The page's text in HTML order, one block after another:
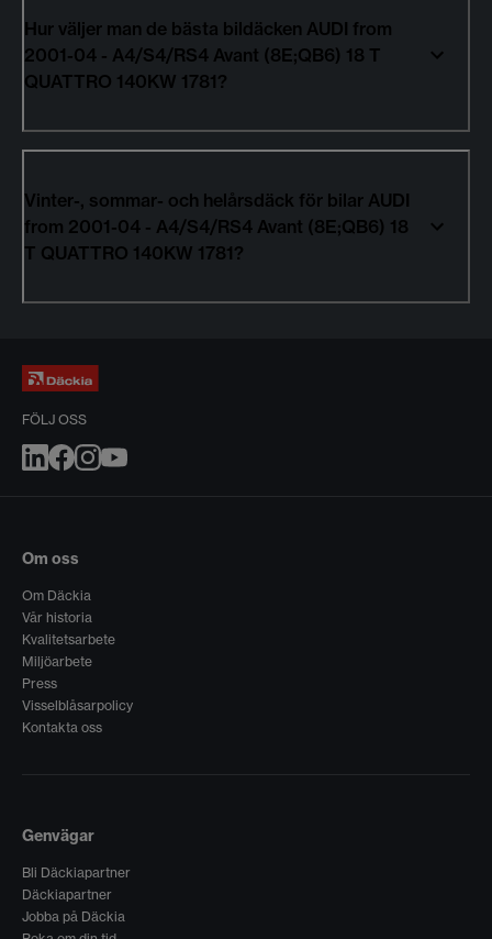
Hur väljer man de bästa bildäcken AUDI from
2001-04 - A4/S4/RS4 Avant (8E;QB6) 18 T
QUATTRO 140KW 1781?
Vinter-, sommar- och helårsdäck för bilar AUDI
from 2001-04 - A4/S4/RS4 Avant (8E;QB6) 18
T QUATTRO 140KW 1781?
FÖLJ OSS
Om oss
Om Däckia
Vår historia
Kvalitetsarbete
Miljöarbete
Press
Visselblåsarpolicy
Kontakta oss
Genvägar
Bli Däckiapartner
Däckiapartner
Jobba på Däckia